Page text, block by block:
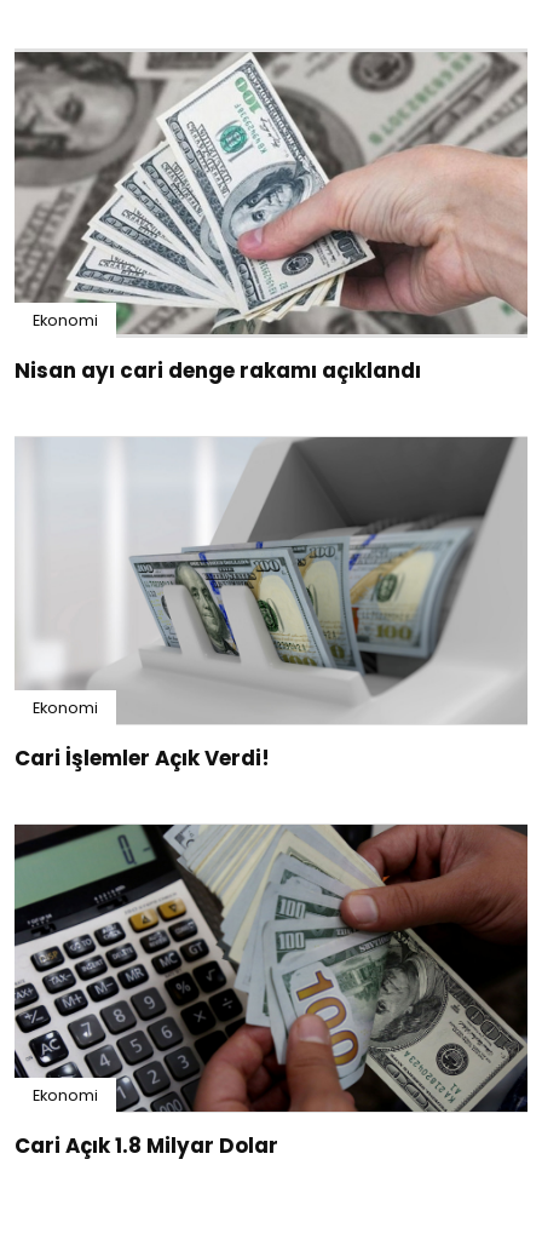
Ekonomi
Nisan ayı cari denge rakamı açıklandı
Ekonomi
Cari İşlemler Açık Verdi!
Ekonomi
Cari Açık 1.8 Milyar Dolar